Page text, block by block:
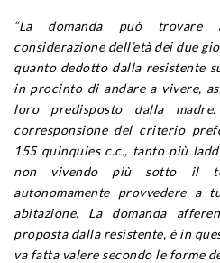
“La domanda può trovare
considerazione dell’età dei due
quanto dedotto dalla resistente
in procinto di andare a vivere,
loro predisposto dalla
corresponsione del criterio
155 quinquies c.c., tanto più
non vivendo più sotto il
autonomamente provvedere
abitazione. La domanda
proposta dalla resistente, è in
va fatta valere secondo le forme